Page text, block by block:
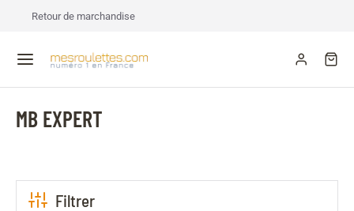
Retour de marchandise
MB EXPERT
Filtrer